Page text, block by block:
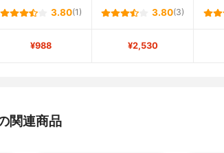
3.80(1) 3.80(3)
¥988 ¥2,530
関連商品